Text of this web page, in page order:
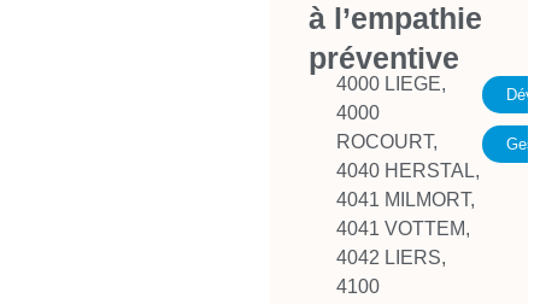
à l’empathie
préventive
4000 LIEGE,
4000
ROCOURT,
4040 HERSTAL,
4041 MILMORT,
4041 VOTTEM,
4042 LIERS,
4100